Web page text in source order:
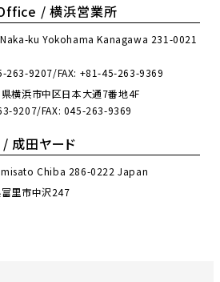
/横浜営業所
ku Yokohama Kanagawa 231-0021
263-9207 FAX: +81-45-263-9369
横浜市中区日本大通7番地4F
9207 FAX: 045-263-9369
/ 成田ヤード
Chiba 286-0222 Japan
里市中沢247